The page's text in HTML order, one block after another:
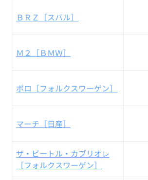
ＢＲＺ［スバル］
Ｍ２［ＢＭＷ］
ポロ［フォルクスワーゲン］
マーチ［日産］
ザ・ビートル・カブリオレ
［フォルクスワーゲン］